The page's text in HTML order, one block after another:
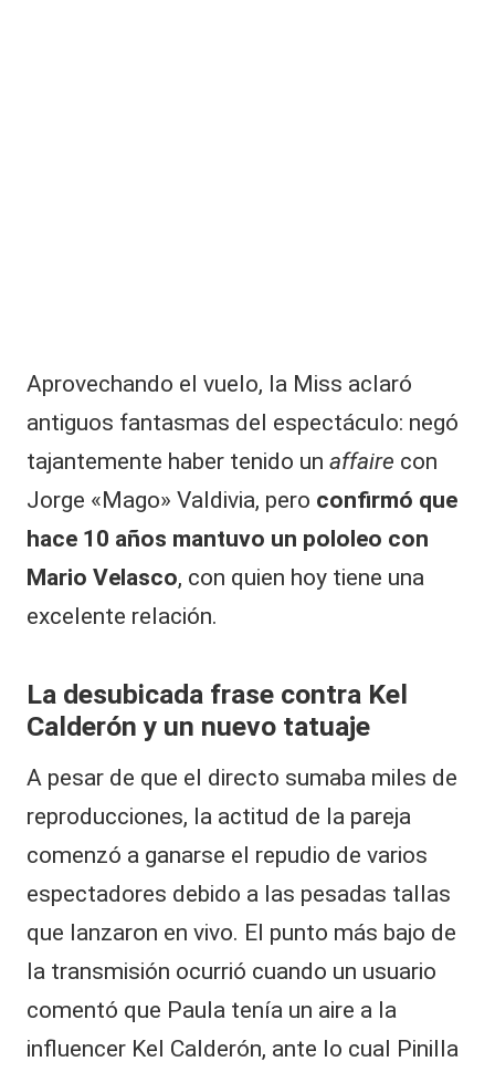
Aprovechando el vuelo, la Miss aclaró
antiguos fantasmas del espectáculo: negó
tajantemente haber tenido un affaire con
Jorge «Mago» Valdivia, pero confirmó que
hace 10 años mantuvo un pololeo con
Mario Velasco, con quien hoy tiene una
excelente relación.
La desubicada frase contra Kel
Calderón y un nuevo tatuaje
A pesar de que el directo sumaba miles de
reproducciones, la actitud de la pareja
comenzó a ganarse el repudio de varios
espectadores debido a las pesadas tallas
que lanzaron en vivo. El punto más bajo de
la transmisión ocurrió cuando un usuario
comentó que Paula tenía un aire a la
influencer Kel Calderón, ante lo cual Pinilla